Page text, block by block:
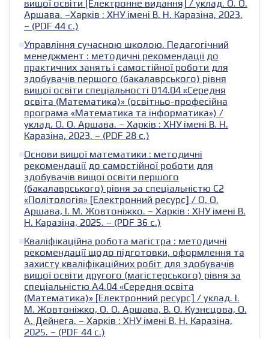
вищої освіти [Електронне видання] / уклад. О. О.
Аршава. –Харків : ХНУ імені В. Н. Каразіна, 2023.
– (PDF 44 с.)
Управління сучасною школою. Педагогічний
менеджмент : методичні рекомендації до
практичних занять і самостійної роботи для
здобувачів першого (бакалаврського) рівня
вищої освіти спеціальності 014.04 «Середня
освіта (Математика)» (освітньо-професійна
програма «Математика та інформатика») /
уклад. О. О. Аршава. – Харків : ХНУ імені В. Н.
Каразіна, 2023. – (PDF 28 c.)
Основи вищої математики : методичні
рекомендації до самостійної роботи для
здобувачів вищої освіти першого
(бакалаврського) рівня за спеціальністю С2
«Політологія» [Електронний ресурс] / О. О.
Аршава, І. М. Жовтоніжко. – Харків : ХНУ імені В.
Н. Каразіна, 2025. – (PDF 36 с.)
Кваліфікаційна робота магістра : методичні
рекомендації щодо підготовки, оформлення та
захисту кваліфікаційних робіт для здобувачів
вищої освіти другого (магістерського) рівня за
спеціальністю А4.04 «Середня освіта
(Математика)» [Електронний ресурс] / уклад. І.
М. Жовтоніжко, О. О. Аршава, В. О. Кузнєцова, О.
А. Дейнега. – Харків : ХНУ імені В. Н. Каразіна,
2025. – (PDF 44 с.)